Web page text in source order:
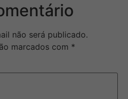
não será publicado.
marcados com *